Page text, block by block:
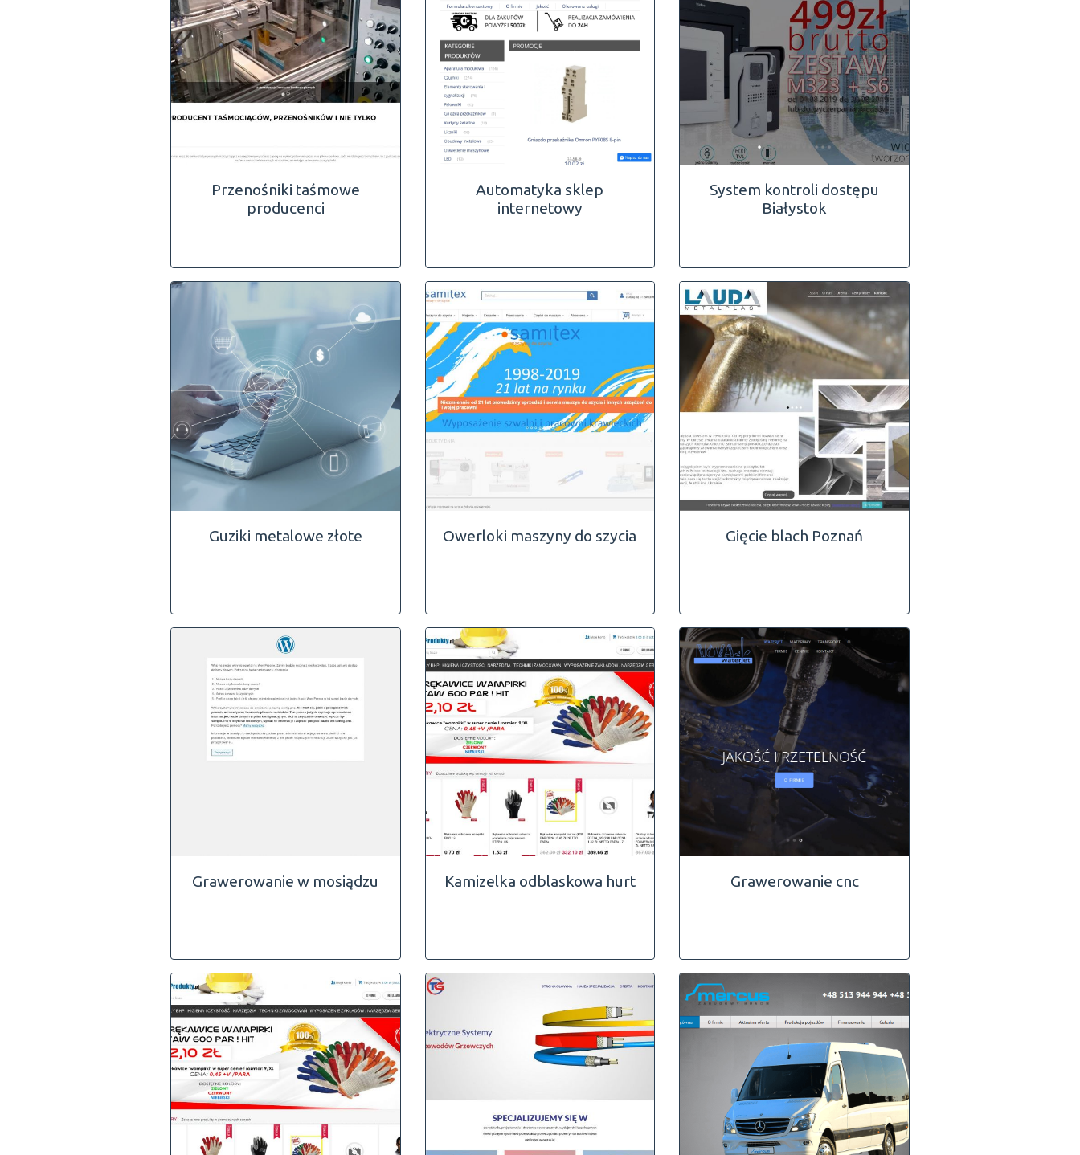
Przenośniki taśmowe
producenci
Automatyka sklep
internetowy
System kontroli dostępu
Białystok
Guziki metalowe złote Owerloki maszyny do szycia Gięcie blach Poznań
Grawerowanie w mosiądzu Kamizelka odblaskowa hurt Grawerowanie cnc